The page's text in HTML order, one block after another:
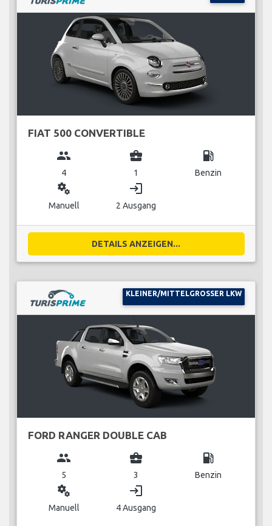
FIAT 500 CONVERTIBLE
group
4
business_center
1
local_gas_station
Benzin
miscellaneous_services
Manuell
login
2 Ausgang
DETAILS ANZEIGEN...
KLEINER/MITTELGROSSER LKW
FORD RANGER DOUBLE CAB
group
5
business_center
3
local_gas_station
Benzin
miscellaneous_services
Manuell
login
4 Ausgang